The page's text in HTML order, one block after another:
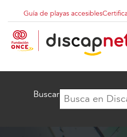
Menu superior
Guía de playas accesibles
Buscar